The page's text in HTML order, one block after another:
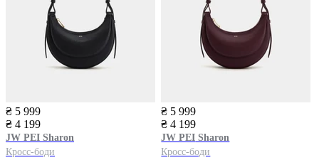
₴ 5 999
₴ 4 199
JW PEI Sharon
Кросс-боди
₴ 5 999
₴ 4 199
JW PEI Sharon
Кросс-боди